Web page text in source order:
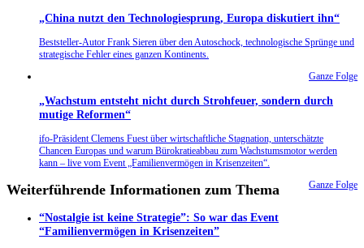
„China nutzt den Technologiesprung, Europa diskutiert ihn“
Beststeller-Autor Frank Sieren über den Autoschock, technologische Sprünge und
strategische Fehler eines ganzen Kontinents.
Ganze Folge
„Wachstum entsteht nicht durch Strohfeuer, sondern durch
mutige Reformen“
ifo-Präsident Clemens Fuest über wirtschaftliche Stagnation, unterschätzte
Chancen Europas und warum Bürokratieabbau zum Wachstumsmotor werden
kann – live vom Event „Familienvermögen in Krisenzeiten“.
Ganze Folge
Weiterführende Informationen zum Thema
“Nostalgie ist keine Strategie”: So war das Event
“Familienvermögen in Krisenzeiten”